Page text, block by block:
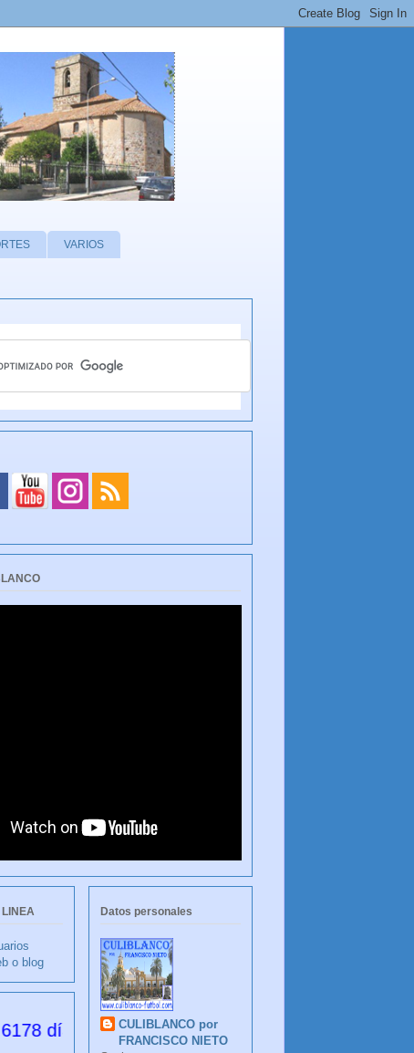
VARIOS
o blog
desde su creación
Datos personales
CULIBLANCO por
FRANCISCO NIETO